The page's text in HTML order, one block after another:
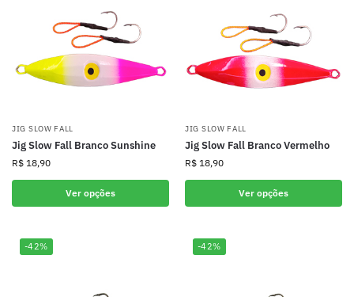
JIG SLOW FALL
Jig Slow Fall Branco Sunshine
R$ 18,90
Ver opções
JIG SLOW FALL
Jig Slow Fall Branco Vermelho
R$ 18,90
Ver opções
-42% -42%